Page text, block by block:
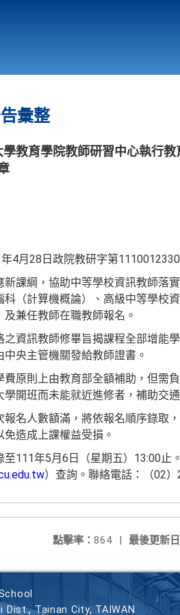
彙整
教育學院教師研習中心執行
4月28日政院教研字第
新課綱，協助中等學校資訊教師落
科（計算機概論）、高級中等學校
兼任教師在職教師報名。
之資訊教師修畢旨揭課程全部增能
央主管機關發給教師證書。
費原則上由教育部全額補助，但需
開班而未能就近進修者，補助交
報名人數額滿，將依報名順序錄取
造成上課權益受損。
至111年5月6日（星期五）13:00
）查詢。聯絡電話：（02）
最後更新日
點擊率： 864 |
Dist., Tainan City, TAIWAN